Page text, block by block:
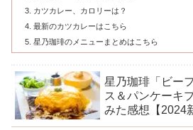
カツカレー、カロリーは？
最新のカツカレーはこちら
星乃珈琲のメニューまとめはこちら
星乃珈琲「ビー
ス＆パンケーキ
みた感想【2024